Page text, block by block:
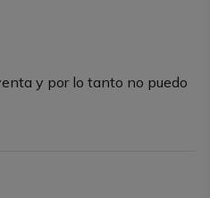
y por lo tanto no puedo